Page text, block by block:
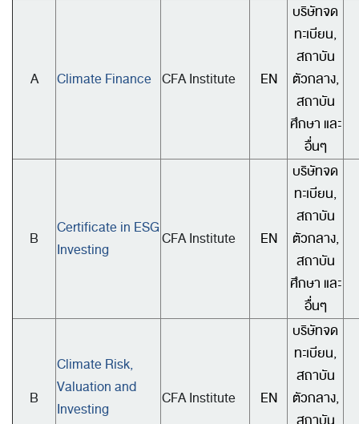
A Climate Finance CFA Institute EN
บริษัทจด
ทะเบียน,
สถาบัน
ตัวกลาง,
สถาบัน
ศึกษา และ
อื่นๆ
B
Certificate in ESG
Investing
CFA Institute EN
บริษัทจด
ทะเบียน,
สถาบัน
ตัวกลาง,
สถาบัน
ศึกษา และ
อื่นๆ
B
Climate Risk,
Valuation and
Investing
CFA Institute EN
บริษัทจด
ทะเบียน,
สถาบัน
ตัวกลาง,